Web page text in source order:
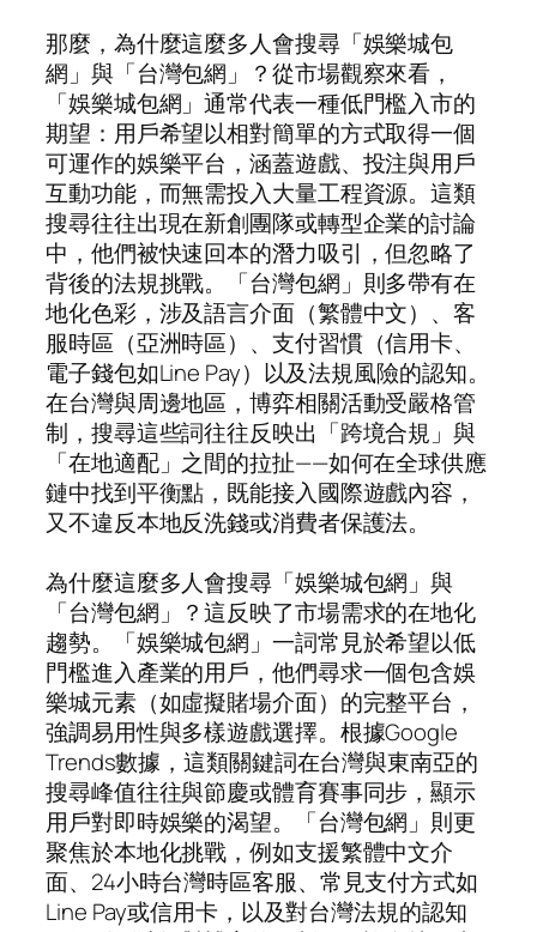
那麼，為什麼這麼多人會搜尋「娛樂城包
網」與「台灣包網」？從市場觀察來看，
「娛樂城包網」通常代表一種低門檻入市的
期望：用戶希望以相對簡單的方式取得一個
可運作的娛樂平台，涵蓋遊戲、投注與用戶
互動功能，而無需投入大量工程資源。這類
搜尋往往出現在新創團隊或轉型企業的討論
中，他們被快速回本的潛力吸引，但忽略了
背後的法規挑戰。「台灣包網」則多帶有在
地化色彩，涉及語言介面（繁體中文）、客
服時區（亞洲時區）、支付習慣（信用卡、
電子錢包如Line Pay）以及法規風險的認知。
在台灣與周邊地區，博弈相關活動受嚴格管
制，搜尋這些詞往往反映出「跨境合規」與
「在地適配」之間的拉扯——如何在全球供應
鏈中找到平衡點，既能接入國際遊戲內容，
又不違反本地反洗錢或消費者保護法。
為什麼這麼多人會搜尋「娛樂城包網」與
「台灣包網」？這反映了市場需求的在地化
趨勢。「娛樂城包網」一詞常見於希望以低
門檻進入產業的用戶，他們尋求一個包含娛
樂城元素（如虛擬賭場介面）的完整平台，
強調易用性與多樣遊戲選擇。根據Google
Trends數據，這類關鍵詞在台灣與東南亞的
搜尋峰值往往與節慶或體育賽事同步，顯示
用戶對即時娛樂的渴望。「台灣包網」則更
聚焦於本地化挑戰，例如支援繁體中文介
面、24小時台灣時區客服、常見支付方式如
Line Pay或信用卡，以及對台灣法規的認知